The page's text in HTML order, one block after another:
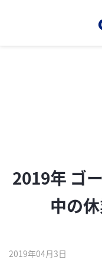
2019年 ゴ
中の
2019年04月3日